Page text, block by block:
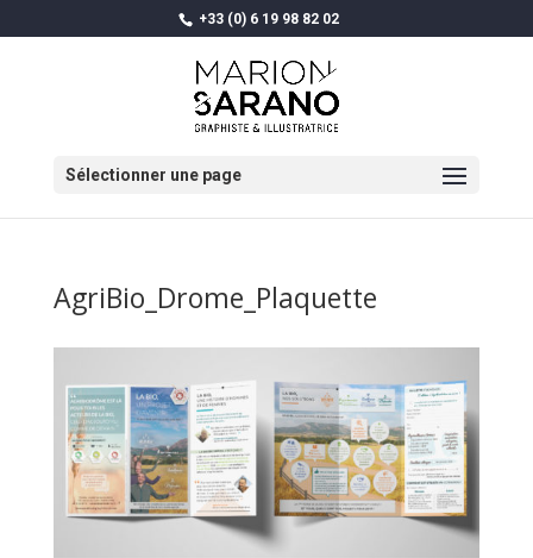
+33 (0) 6 19 98 82 02
Sélectionner une page
AgriBio_Drome_Plaquette